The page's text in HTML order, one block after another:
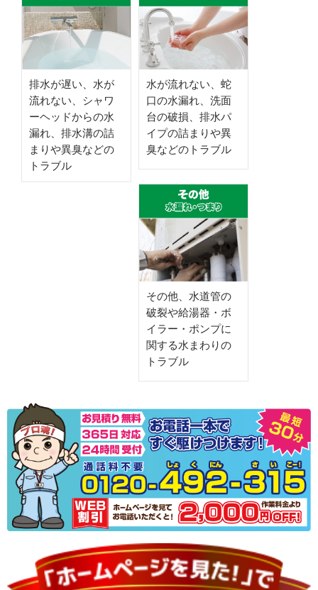
排水が遅い、水が
流れない、シャワ
ーヘッドからの水
漏れ、排水溝の詰
まりや異臭などの
トラブル
水が流れない、蛇
口の水漏れ、洗面
台の破損、排水パ
イプの詰まりや異
臭などのトラブル
その他、水道管の
破裂や給湯器・ボ
イラー・ポンプに
関する水まわりの
トラブル